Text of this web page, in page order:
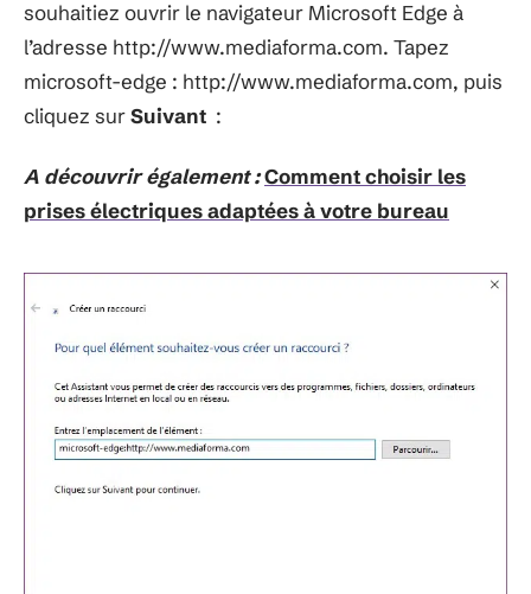
souhaitiez ouvrir le navigateur Microsoft Edge à
l’adresse http://www.mediaforma.com. Tapez
microsoft-edge : http://www.mediaforma.com, puis
cliquez surSuivant :
A découvrir également :Comment choisir les
prises électriques adaptées à votre bureau